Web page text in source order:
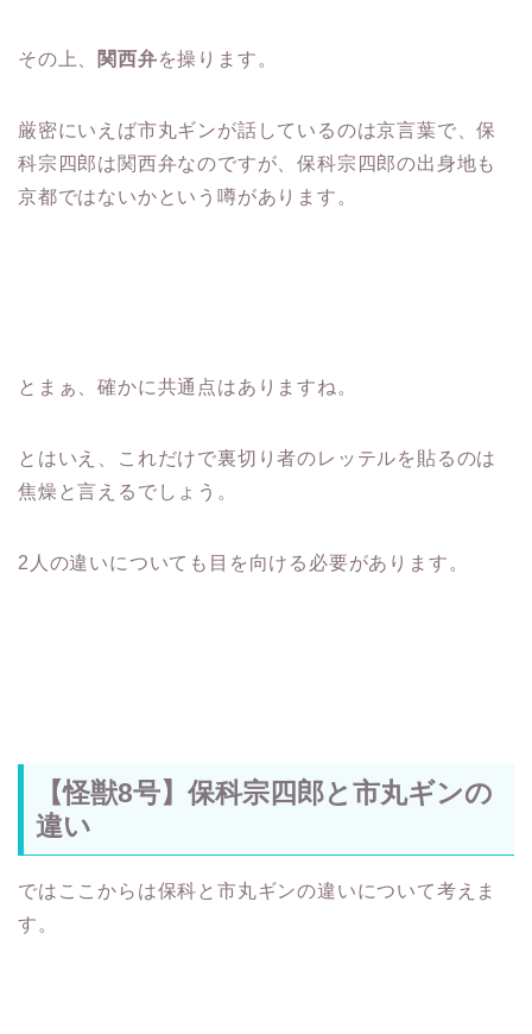
その上、 関西弁を操ります。
厳密にいえば市丸ギンが話しているのは京言葉で、保
科宗四郎は関西弁なのですが、保科宗四郎の出身地も
京都ではないかという噂があります。
とまぁ、確かに共通点はありますね。
とはいえ、これだけで裏切り者のレッテルを貼るのは
焦燥と言えるでしょう。
2人の違いについても目を向ける必要があります。
【怪獣8号】保科宗四郎と市丸ギンの
違い
ではここからは保科と市丸ギンの違いについて考えま
す。